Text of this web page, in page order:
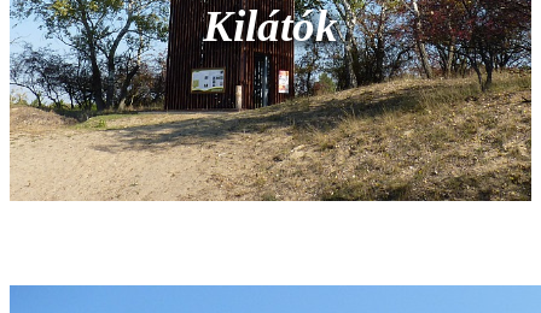
Kilátók